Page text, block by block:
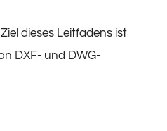
dieses Leitfadens ist
DXF- und DWG-